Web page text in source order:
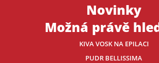
Novinky
Možná právě
KIVA VOSK NA EPILACI
PUDR BELLISSIMA